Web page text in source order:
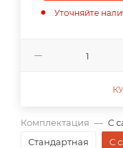
Комплектация — С
Стандартная
С
Уточняйте